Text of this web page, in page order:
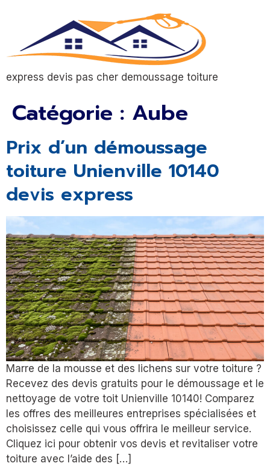
express devis pas cher demoussage toiture
Catégorie : Aube
Prix d’un démoussage
toiture Unienville 10140
devis express
Marre de la mousse et des lichens sur votre toiture ?
Recevez des devis gratuits pour le démoussage et le
nettoyage de votre toit Unienville 10140! Comparez
les offres des meilleures entreprises spécialisées et
choisissez celle qui vous offrira le meilleur service.
Cliquez ici pour obtenir vos devis et revitaliser votre
toiture avec l’aide des […]